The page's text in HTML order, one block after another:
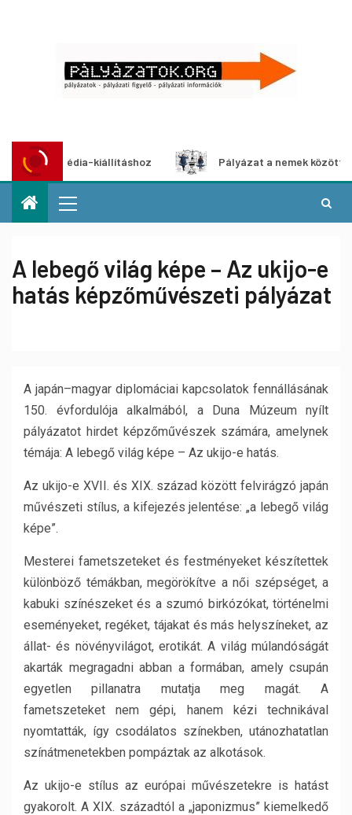
kiállításhoz Pályázat a nemek közötti
A lebegő világ képe – Az ukijo-e
hatás képzőművészeti pályázat
A japán–magyar diplomáciai kapcsolatok fennállásának
150. évfordulója alkalmából, a Duna Múzeum nyílt
pályázatot hirdet képzőművészek számára, amelynek
témája: A lebegő világ képe – Az ukijo-e hatás.
Az ukijo-e XVII. és XIX. század között felvirágzó japán
művészeti stílus, a kifejezés jelentése: „a lebegő világ
képe”.
Mesterei fametszeteket és festményeket készítettek
különböző témákban, megörökítve a női szépséget, a
kabuki színészeket és a szumó birkózókat, történelmi
eseményeket, regéket, tájakat és más helyszíneket, az
állat- és növényvilágot, erotikát. A világ múlandóságát
akarták megragadni abban a formában, amely csupán
egyetlen pillanatra mutatja meg magát. A
fametszeteket nem gépi, hanem kézi technikával
nyomtatták, így csodálatos színekben, utánozhatatlan
színátmenetekben pompáztak az alkotások.
Az ukijo-e stílus az európai művészetekre is hatást
gyakorolt. A XIX. századtól a „japonizmus” kiemelkedő